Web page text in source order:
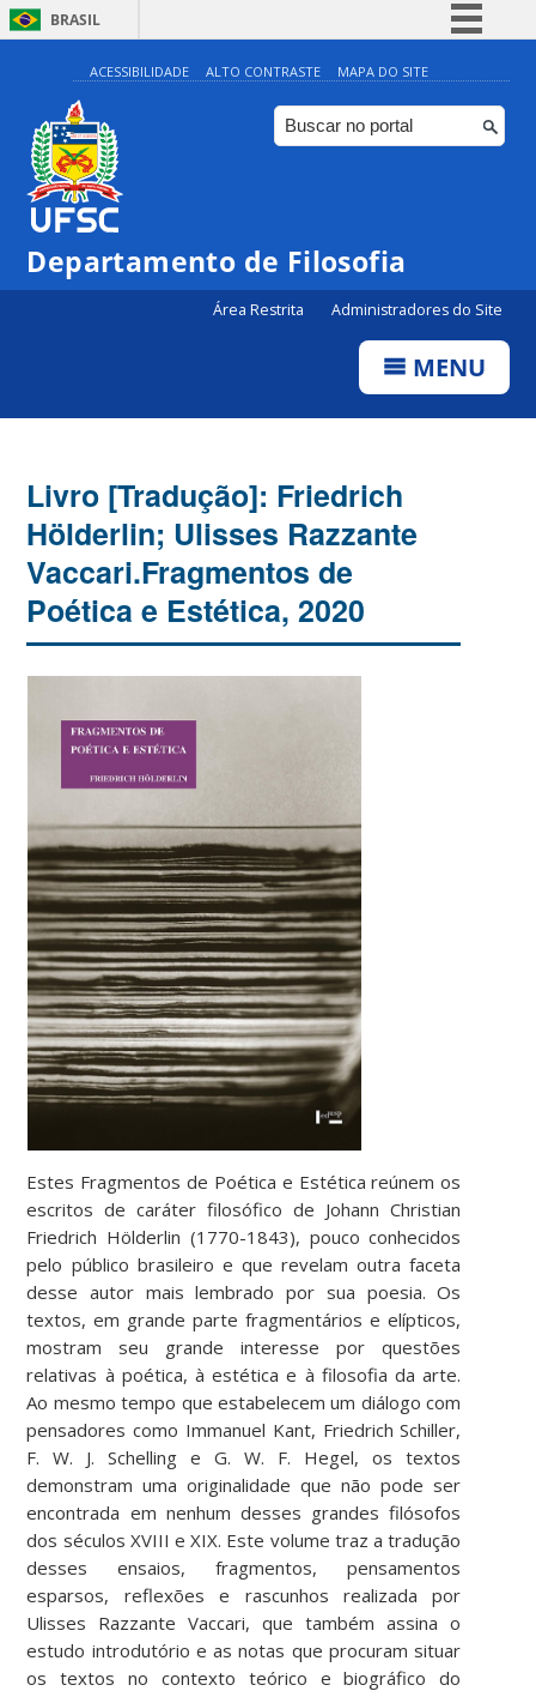
BRASIL
Simplifique!
Comunica BR
Participe
Canais
ACESSIBILIDADE ALTO CONTRASTE MAPA DO SITE
Departamento de Filosofia
Área Restrita Administradores do Site
MENU
Livro [Tradução]: Friedrich
Hölderlin; Ulisses Razzante
Vaccari.Fragmentos de
Poética e Estética, 2020
Estes Fragmentos de Poética e Estética reúnem os
escritos de caráter filosófico de Johann Christian
Friedrich Hölderlin (1770-1843), pouco conhecidos
pelo público brasileiro e que revelam outra faceta
desse autor mais lembrado por sua poesia. Os
textos, em grande parte fragmentários e elípticos,
mostram seu grande interesse por questões
relativas à poética, à estética e à filosofia da arte.
Ao mesmo tempo que estabelecem um diálogo com
pensadores como Immanuel Kant, Friedrich Schiller,
F. W. J. Schelling e G. W. F. Hegel, os textos
demonstram uma originalidade que não pode ser
encontrada em nenhum desses grandes filósofos
dos séculos XVIII e XIX. Este volume traz a tradução
desses ensaios, fragmentos, pensamentos
esparsos, reflexões e rascunhos realizada por
Ulisses Razzante Vaccari, que também assina o
estudo introdutório e as notas que procuram situar
os textos no contexto teórico e biográfico do